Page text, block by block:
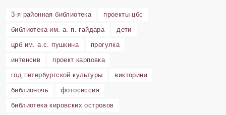
3-я районная библиотека
проекты цбс
библиотека им. а. п. гайдара
дети
црб им. а.с. пушкина
прогулка
интенсив
проект карповка
год петербургской культуры
викторина
библионочь
фотосессия
библиотека кировских островов